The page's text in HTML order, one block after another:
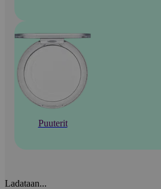
Puuterit
Ladataan...